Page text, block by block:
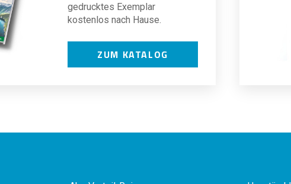
gedrucktes Exemplar
kostenlos nach Hause.
ZUM KATALOG